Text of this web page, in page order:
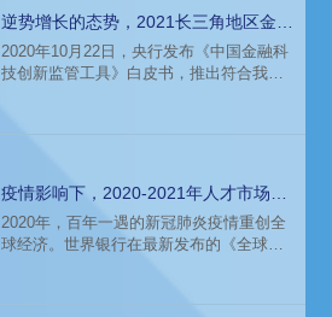
与循环化工的生产理念。未来一年，化工
行业的人才招聘环境会发生什么样的变
化？
逆势增长的态势，2021长三角地区金融
领域企业招聘环境
2020年10月22日，央行发布《中国金融科
技创新监管工具》白皮书，推出符合我国
融”，科技创新与金融创新始终紧密相连，
推陈出新的速度越来越快。新趋势下，云
计算领域的人才招聘环境会发生什么样的
变化？
疫情影响下，2020-2021年人才市场呈
现的显著特点
2020年，百年一遇的新冠肺炎疫情重创全
球经济。世界银行在最新发布的《全球经